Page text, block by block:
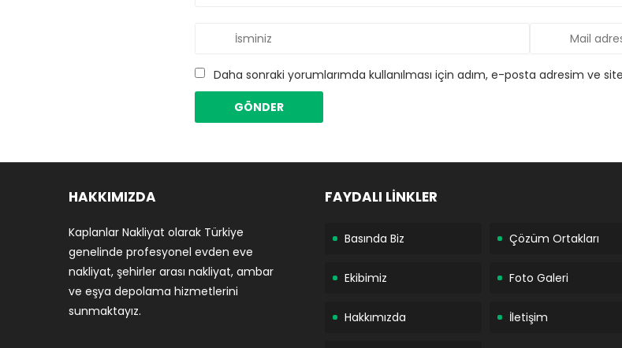
Daha sonraki yorumlarımda kullanılması için adım, e-posta adresim ve
HAKKIMIZDA
Kaplanlar Nakliyat olarak Türkiye
genelinde profesyonel evden eve
nakliyat, şehirler arası nakliyat, ambar
ve eşya depolama hizmetlerini
sunmaktayız.
FAYDALI LİNKLER
Basında Biz Çözüm Ortakları
Ekibimiz Foto Galeri
Hakkımızda İletişim